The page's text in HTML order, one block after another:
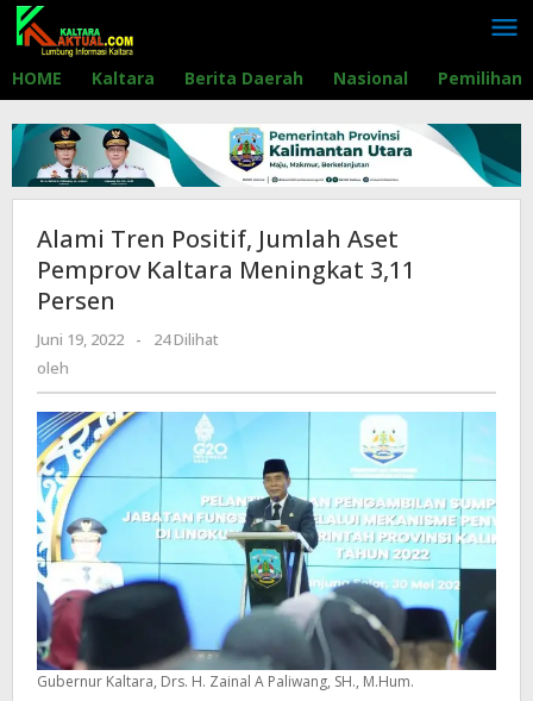
Lewati
konten
HOME Kaltara Berita Daerah Nasional Pemilihan
Alami Tren Positif, Jumlah Aset
Pemprov Kaltara Meningkat 3,11
Persen
Juni 19, 2022 oleh
-
24 Dilihat
oleh
Gubernur Kaltara, Drs. H. Zainal A Paliwang, SH., M.Hum.